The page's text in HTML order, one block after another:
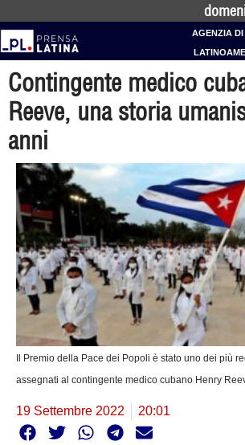
AGENZIA DI
Contingente medico
Reeve, una storia
anni
Il Premio della Pace dei Popoli è stato uno dei più
assegnati al contingente medico cubano Henry
19 Settembre 2022 20:01